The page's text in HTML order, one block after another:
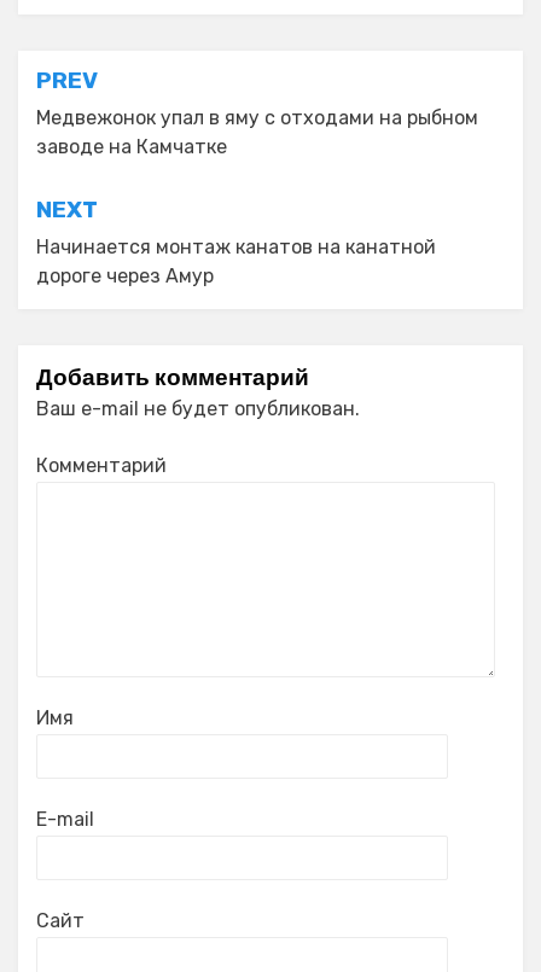
Навигация
по
записям
PREV
Медвежонок упал в яму с отходами на рыбном
заводе на Камчатке
NEXT
Начинается монтаж канатов на канатной
дороге через Амур
Добавить комментарий
Ваш e-mail не будет опубликован.
Комментарий
Имя
E-mail
Сайт